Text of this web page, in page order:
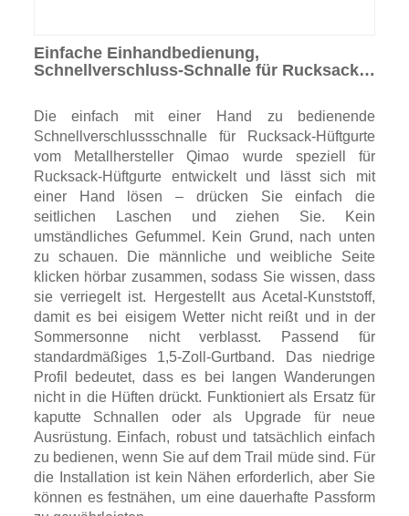
Einfache Einhandbedienung,
Schnellverschluss-Schnalle für Rucksack-
Die einfach mit einer Hand zu bedienende
Schnellverschlussschnalle für Rucksack-Hüftgurte
vom Metallhersteller Qimao wurde speziell für
Rucksack-Hüftgurte entwickelt und lässt sich mit
einer Hand lösen – drücken Sie einfach die
seitlichen Laschen und ziehen Sie. Kein
umständliches Gefummel. Kein Grund, nach unten
zu schauen. Die männliche und weibliche Seite
klicken hörbar zusammen, sodass Sie wissen, dass
sie verriegelt ist. Hergestellt aus Acetal-Kunststoff,
damit es bei eisigem Wetter nicht reißt und in der
Sommersonne nicht verblasst. Passend für
standardmäßiges 1,5-Zoll-Gurtband. Das niedrige
Profil bedeutet, dass es bei langen Wanderungen
nicht in die Hüften drückt. Funktioniert als Ersatz für
kaputte Schnallen oder als Upgrade für neue
Ausrüstung. Einfach, robust und tatsächlich einfach
zu bedienen, wenn Sie auf dem Trail müde sind. Für
die Installation ist kein Nähen erforderlich, aber Sie
können es festnähen, um eine dauerhafte Passform